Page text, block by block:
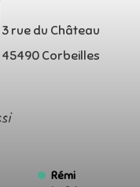
3 rue du Château
45490 Corbeilles
Rémi